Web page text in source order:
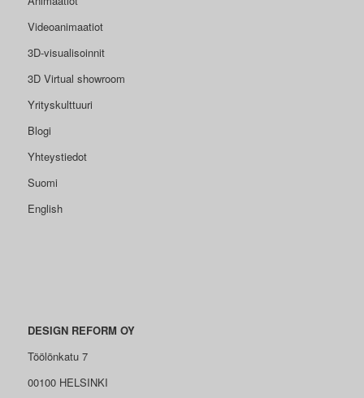
Videoanimaatiot
3D-visualisoinnit
3D Virtual showroom
Yrityskulttuuri
Blogi
Yhteystiedot
Suomi
English
DESIGN REFORM OY
Töölönkatu 7
00100 HELSINKI